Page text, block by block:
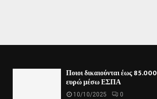
Ποιοι δικαιούνται έως 85.000
ευρώ μέσω ΕΣΠΑ
10/10/2025 0